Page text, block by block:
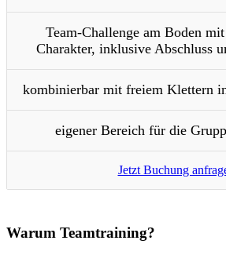
Team-Challenge am Boden
Charakter, inklusive Abschluss
kombinierbar mit freiem Klettern
eigener Bereich für die
Jetzt Buchung
Warum Teamtraining?